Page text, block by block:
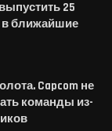
25
в ближайшие
Capcom не
команды из-